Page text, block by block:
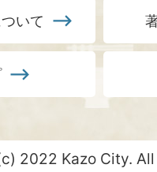
いて
2022 Kazo City.